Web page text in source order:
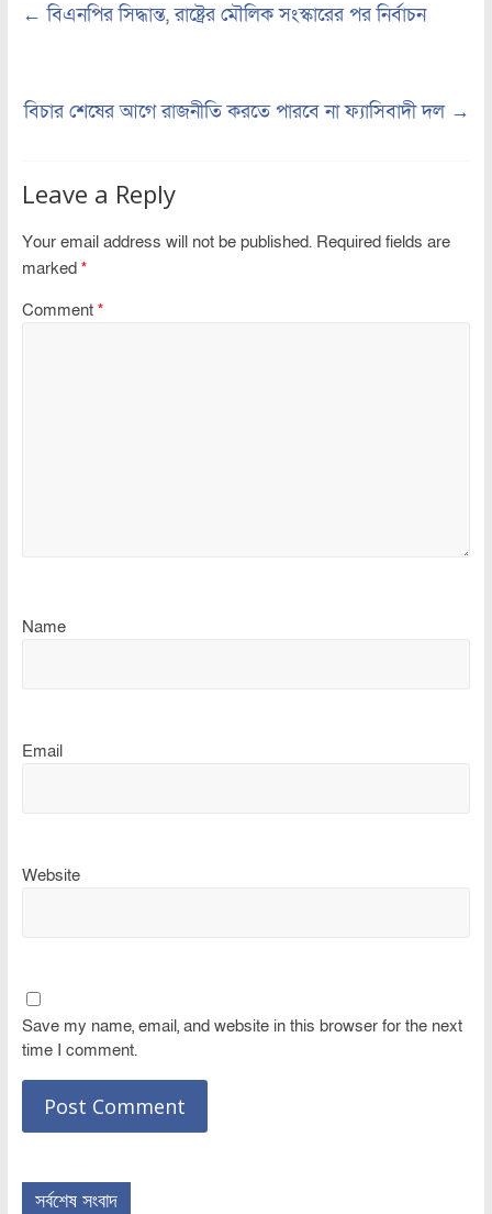
← বিএনপির সিদ্ধান্ত, রাষ্ট্রের মৌলিক সংস্কারের পর নির্বাচন
বিচার শেষের আগে রাজনীতি করতে পারবে না ফ্যাসিবাদী দল →
Leave a Reply
Your email address will not be published. Required fields are
marked *
Comment *
Name
Email
Website
Save my name, email, and website in this browser for the next
time I comment.
সর্বশেষ সংবাদ